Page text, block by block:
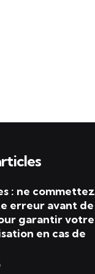
: ne commettez
erreur avant de
garantir votre
en cas de